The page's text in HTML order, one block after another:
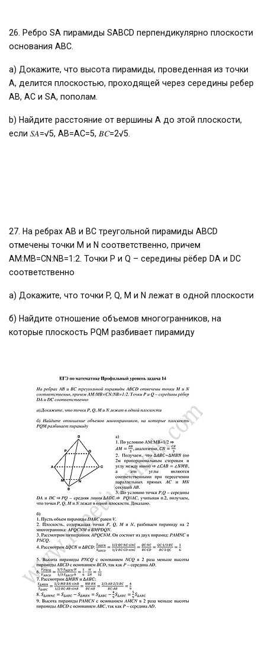
26. Ребро SA пирамиды SABCD перпендикулярно плоскости
основания ABC.
a) Докажите, что высота пирамиды, проведенная из точки
A, делится плоскостью, проходящей через середины ребер
AB, AC и SA, пополам.
b) Найдите расстояние от вершины А до этой плоскости,
если 𝑆𝐴=√5, AB=AC=5, 𝐵𝐶=2√5.
27. На ребрах АВ и ВС треугольной пирамиды АВСD
отмечены точки M и N соответственно, причем
АМ:МВ=CN:NB=1:2. Точки P и Q – середины рёбер DA и DC
соответственно
а) Докажите, что точки P, Q, M и N лежат в одной плоскости
б) Найдите отношение объемов многогранников, на
которые плоскость PQM разбивает пирамиду